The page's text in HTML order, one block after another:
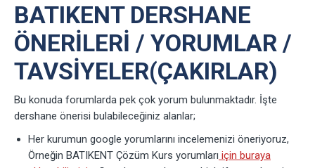
BATIKENT DERSHANE
ÖNERILERI / YORUMLAR /
TAVSIYELER(ÇAKIRLAR)
Bu konuda forumlarda pek çok yorum bulunmaktadır. İşte
dershane önerisi bulabileceğiniz alanlar;
Her kurumun google yorumlarını incelemenizi öneriyoruz,
Örneğin BATIKENT Çözüm Kurs yorumları için buraya